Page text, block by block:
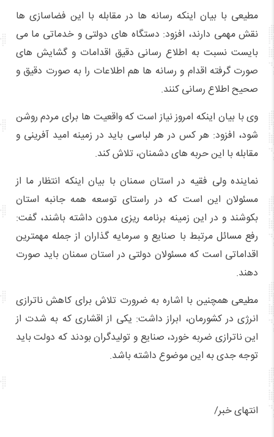
مطیعی با بیان اینکه رسانه ها در مقابله با این فضاسازی ها
نقش مهمی دارند، افزود: دستگاه های دولتی و خدماتی ما می
بایست نسبت به اطلاع رسانی دقیق اقدامات و گشایش های
صورت گرفته اقدام و رسانه ها هم اطلاعات را به صورت دقیق و
صحیح اطلاع رسانی کنند.
وی با بیان اینکه امروز نیاز است که واقعیت ها برای مردم روشن
شود، افزود: هر کس در هر لباسی باید در زمینه امید آفرینی و
مقابله با این حربه های دشمنان، تلاش کند.
نماینده ولی فقیه در استان سمنان با بیان اینکه انتظار ما از
مسئولان این است که در راستای توسعه همه جانبه استان
بکوشند و در این زمینه برنامه ریزی مدون داشته باشند، گفت:
رفع مسائل مرتبط با صنایع و سرمایه گذاران از جمله مهمترین
اقداماتی است که مسئولان دولتی در استان سمنان باید صورت
دهند.
مطیعی همچنین با اشاره به ضرورت تلاش برای کاهش ناترازی
انرژی در کشورمان، ابراز داشت: یکی از اقشاری که به شدت از
این ناترازی ضربه خورد، صنایع و تولیدگران بودند که دولت باید
توجه جدی به این موضوع داشته باشد.
انتهای خبر/